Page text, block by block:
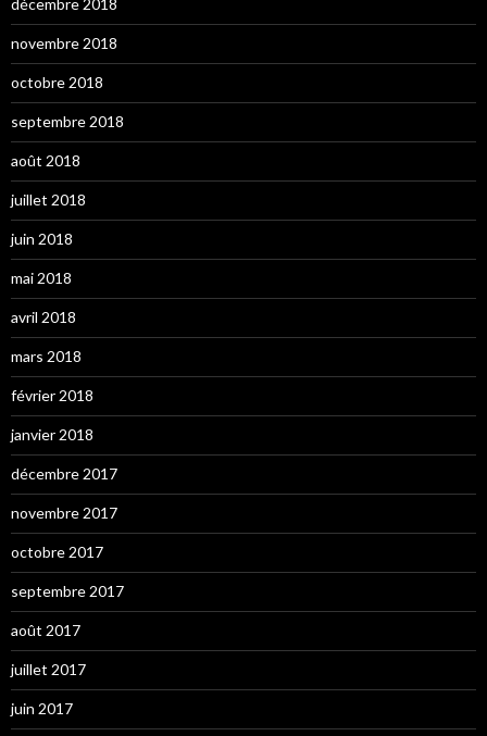
décembre 2018
novembre 2018
octobre 2018
septembre 2018
août 2018
juillet 2018
juin 2018
mai 2018
avril 2018
mars 2018
février 2018
janvier 2018
décembre 2017
novembre 2017
octobre 2017
septembre 2017
août 2017
juillet 2017
juin 2017